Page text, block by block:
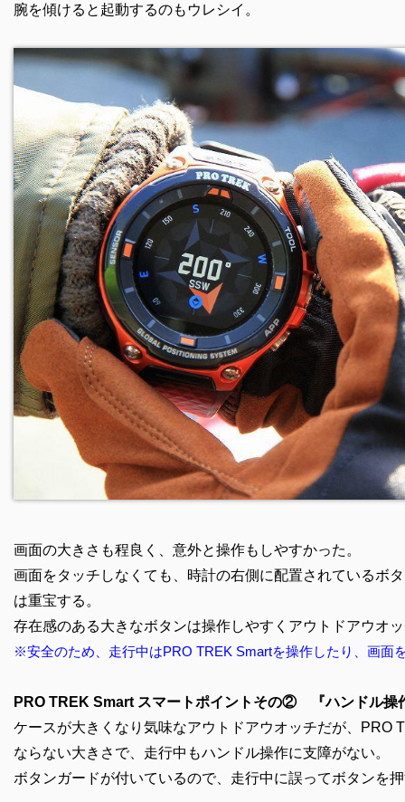
腕を傾けると起動するのもウレシイ。
画面の大きさも程良く、意外と操作もしやすかった。
画面をタッチしなくても、時計の右側に配置されているボ
は重宝する。
存在感のある大きなボタンは操作しやすくアウトドアウオ
※安全のため、走行中はPRO TREK Smartを操作したり、画面
PRO TREK Smart スマートポイントその② 『ハンドル操
ケースが大きくなり気味なアウトドアウオッチだが、PRO
ならない大きさで、走行中もハンドル操作に支障がない。
ボタンガードが付いているので、走行中に誤ってボタンを